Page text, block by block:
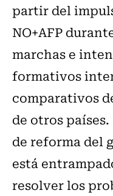
partir del
NO+AFP
marchas e
formativos
comparativos
de otros
de reforma del
está
resolver los